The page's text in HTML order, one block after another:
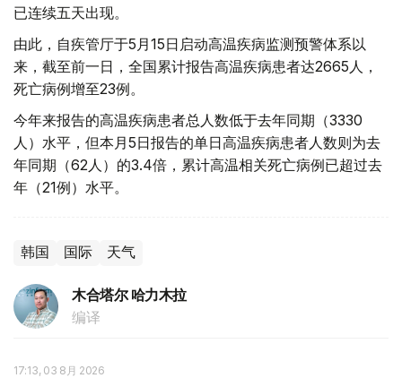
已连续五天出现。
由此，自疾管厅于5月15日启动高温疾病监测预警体系以
来，截至前一日，全国累计报告高温疾病患者达2665人，
死亡病例增至23例。
今年来报告的高温疾病患者总人数低于去年同期（3330
人）水平，但本月5日报告的单日高温疾病患者人数则为去
年同期（62人）的3.4倍，累计高温相关死亡病例已超过去
年（21例）水平。
韩国 国际 天气
木合塔尔 哈力木拉
编译
17:13, 03 8月 2026